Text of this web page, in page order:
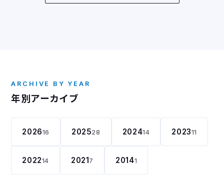
ARCHIVE BY YEAR
年別アーカイブ
202616 202528 202414 202311
202214 2021 7 20141